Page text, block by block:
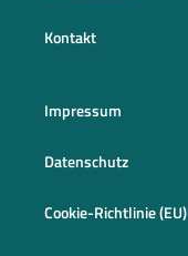
Kontakt
Impressum
Datenschutz
Cookie-Richtlinie (EU)